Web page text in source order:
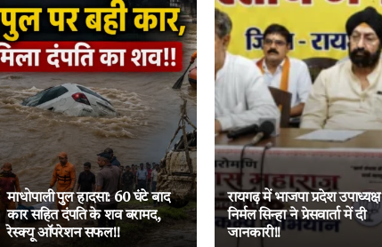
माधोपाली पुल हादसा: 60 घंटे बाद
कार सहित दंपति के शव बरामद,
रेस्क्यू ऑपरेशन सफल!!
रायगढ़ में भाजपा प्रदेश उपाध्यक्ष
निर्मल सिन्हा ने प्रेसवार्ता में दी
जानकारी!!